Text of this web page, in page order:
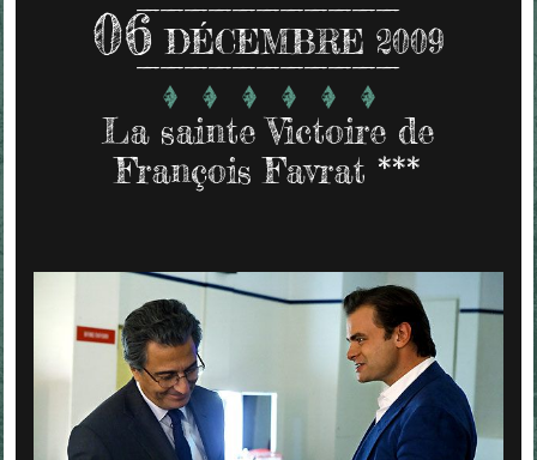
06 DÉCEMBRE 2009
La sainte Victoire de
François Favrat ***